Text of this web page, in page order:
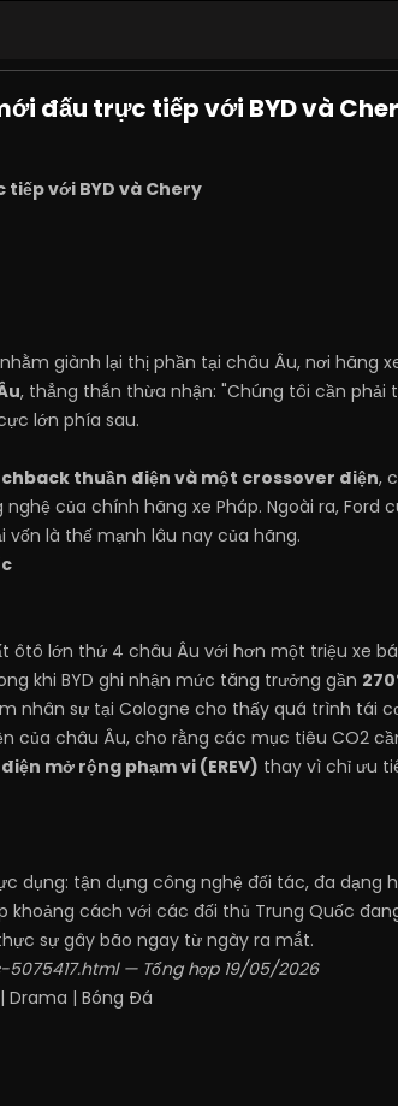
đấu trực tiếp với BYD và
với BYD và Chery
giành lại thị phần tại châu Âu, nơi hãng
, thẳng thắn thừa nhận: "Chúng tôi cần
lớn phía sau.
thuần điện và một crossover điện,
của chính hãng xe Pháp. Ngoài ra, Ford
là thế mạnh lâu nay của hãng.
ôtô lớn thứ 4 châu Âu với hơn một triệu xe
khi BYD ghi nhận mức tăng trưởng gần
nhân sự tại Cologne cho thấy quá trình tái
của châu Âu, cho rằng các mục tiêu CO2
mở rộng phạm vi (EREV) thay vì chỉ ưu
dụng: tận dụng công nghệ đối tác, đa
cách với các đối thủ Trung Quốc
sự gây bão ngay từ ngày ra mắt.
— Tổng hợp 19/05/2026
| Drama | Bóng Đá